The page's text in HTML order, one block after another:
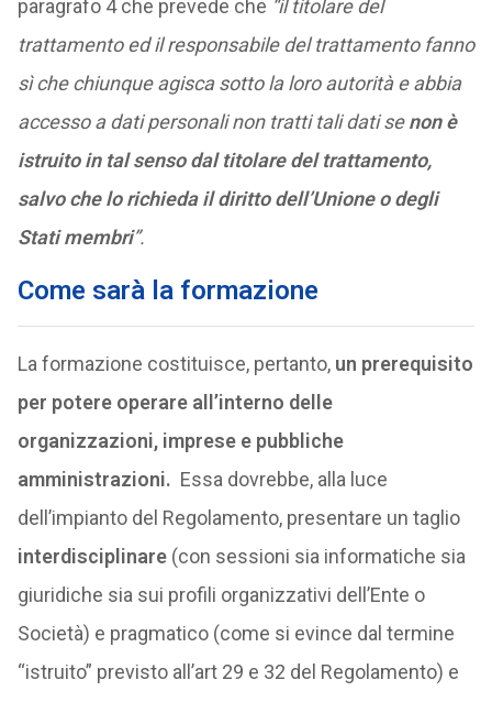
paragrafo 4 che prevede che “il titolare del
trattamento ed il responsabile del trattamento fanno
sì che chiunque agisca sotto la loro autorità e abbia
accesso a dati personali non tratti tali dati senon è
istruito in tal senso dal titolare del trattamento,
salvo che lo richieda il diritto dell’Unione o degli
Stati membri”.
Come sarà la formazione
La formazione costituisce, pertanto, un prerequisito
per potere operare all’interno delle
organizzazioni, imprese e pubbliche
amministrazioni. Essa dovrebbe, alla luce
dell’impianto del Regolamento, presentare un taglio
interdisciplinare(con sessioni sia informatiche sia
giuridiche sia sui profili organizzativi dell’Ente o
Società) e pragmatico (come si evince dal termine
“istruito” previsto all’art 29 e 32 del Regolamento) e